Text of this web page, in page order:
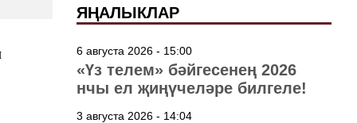
ЯҢАЛЫКЛАР
6 августа 2026 - 15:00
«Үз телем» бәйгесенең 2026
нчы ел җиңүчеләре билгеле!
3 августа 2026 - 14:04